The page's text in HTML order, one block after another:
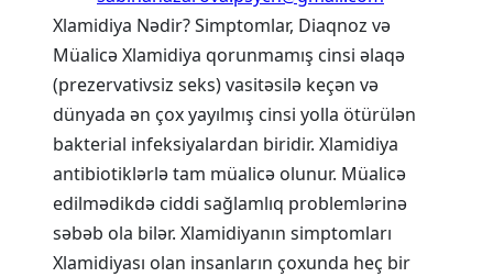
Xlamidiya Nədir? Simptomlar, Diaqnoz və
Müalicə Xlamidiya qorunmamış cinsi əlaqə
(prezervativsiz seks) vasitəsilə keçən və
dünyada ən çox yayılmış cinsi yolla ötürülən
bakterial infeksiyalardan biridir. Xlamidiya
antibiotiklərlə tam müalicə olunur. Müalicə
edilmədikdə ciddi sağlamlıq problemlərinə
səbəb ola bilər. Xlamidiyanın simptomları
Xlamidiyası olan insanların çoxunda heç bir